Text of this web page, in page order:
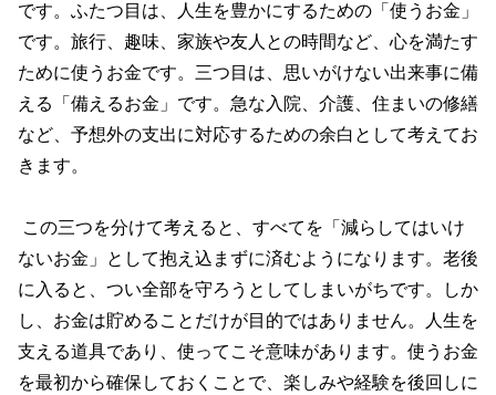
です。ふたつ目は、人生を豊かにするための「使うお金」
です。旅行、趣味、家族や友人との時間など、心を満たす
ために使うお金です。三つ目は、思いがけない出来事に備
える「備えるお金」です。急な入院、介護、住まいの修繕
など、予想外の支出に対応するための余白として考えてお
きます。
この三つを分けて考えると、すべてを「減らしてはいけ
ないお金」として抱え込まずに済むようになります。老後
に入ると、つい全部を守ろうとしてしまいがちです。しか
し、お金は貯めることだけが目的ではありません。人生を
支える道具であり、使ってこそ意味があります。使うお金
を最初から確保しておくことで、楽しみや経験を後回しに